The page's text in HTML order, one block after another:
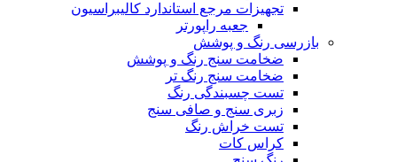
تجهیزات مرجع استاندارد کالیبراسیون
جعبه راپورتر
بازرسی رنگ و پوشش
ضخامت سنج رنگ و پوشش
ضخامت سنج رنگ تر
تست چسبندگی رنگ
زبری سنج و صافی سنج
تست خراش رنگ
کراس کات